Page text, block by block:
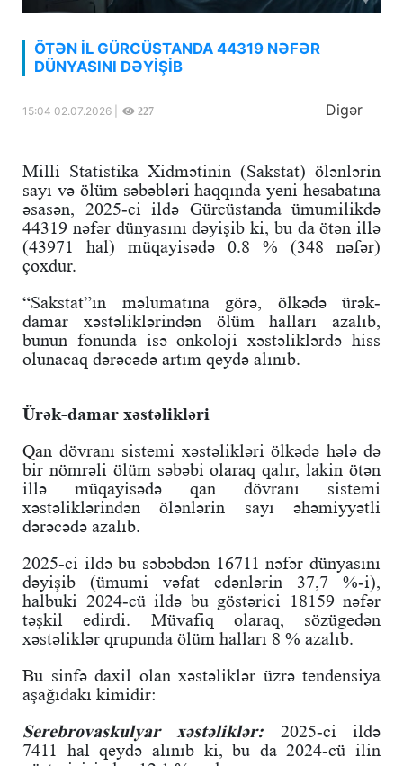
ÖTƏN İL GÜRCÜSTANDA 44319 NƏFƏR
DÜNYASINI DƏYİŞİB
15:04 02.07.2026 | 227 Digər
Milli Statistika Xidmətinin (Sakstat) ölənlərin
sayı və ölüm səbəbləri haqqında yeni hesabatına
əsasən, 2025-ci ildə Gürcüstanda ümumilikdə
44319 nəfər dünyasını dəyişib ki, bu da ötən illə
(43971 hal) müqayisədə 0.8 % (348 nəfər)
çoxdur.
“Sakstat”ın məlumatına görə, ölkədə ürək-
damar xəstəliklərindən ölüm halları azalıb,
bunun fonunda isə onkoloji xəstəliklərdə hiss
olunacaq dərəcədə artım qeydə alınıb.
Ürək-damar xəstəlikləri
Qan dövranı sistemi xəstəlikləri ölkədə hələ də
bir nömrəli ölüm səbəbi olaraq qalır, lakin ötən
illə müqayisədə qan dövranı sistemi
xəstəliklərindən ölənlərin sayı əhəmiyyətli
dərəcədə azalıb.
2025-ci ildə bu səbəbdən 16711 nəfər dünyasını
dəyişib (ümumi vəfat edənlərin 37,7 %-i),
halbuki 2024-cü ildə bu göstərici 18159 nəfər
təşkil edirdi. Müvafiq olaraq, sözügedən
xəstəliklər qrupunda ölüm halları 8 % azalıb.
Bu sinfə daxil olan xəstəliklər üzrə tendensiya
aşağıdakı kimidir:
Serebrovaskulyar xəstəliklər: 2025-ci ildə
7411 hal qeydə alınıb ki, bu da 2024-cü ilin